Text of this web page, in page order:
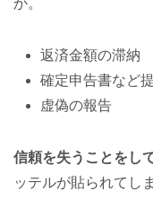
か。
返済金額の滞納
確定申告書など
虚偽の報告
信頼を失うことをし
ッテルが貼られてし